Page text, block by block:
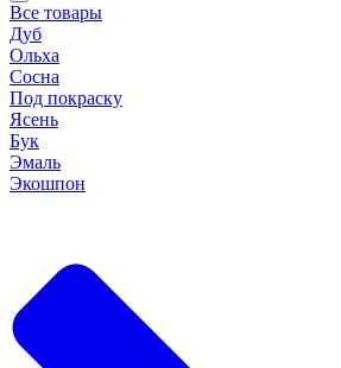
Все товары
Дуб
Ольха
Сосна
Под покраску
Ясень
Бук
Эмаль
Экошпон